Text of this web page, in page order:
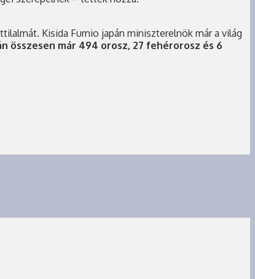
Kisida Fumio japán miniszterelnök már a világ
összesen már 494 orosz, 27 fehérorosz és 6